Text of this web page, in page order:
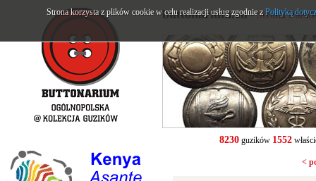
buttonarium.eu- Strona
8230guzików 1552
<
Strona korzysta z plików cookie w celu realizacji usług zgodnie zPolityką